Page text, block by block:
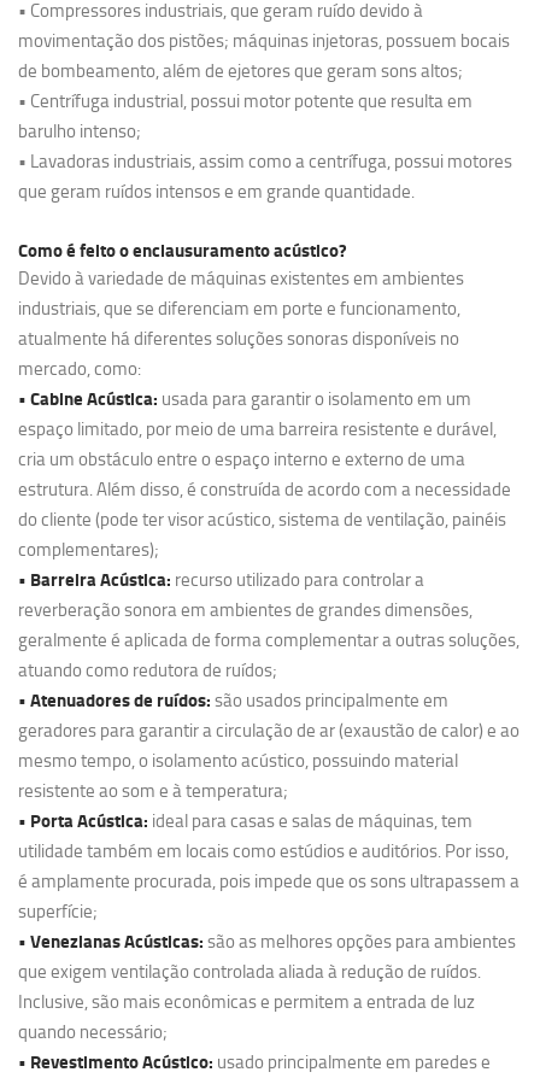
• Compressores industriais, que geram ruído devido à
movimentação dos pistões; máquinas injetoras, possuem bocais
de bombeamento, além de ejetores que geram sons altos;
• Centrífuga industrial, possui motor potente que resulta em
barulho intenso;
• Lavadoras industriais, assim como a centrífuga, possui motores
que geram ruídos intensos e em grande quantidade.
Como é feito o enclausuramento acústico?
Devido à variedade de máquinas existentes em ambientes
industriais, que se diferenciam em porte e funcionamento,
atualmente há diferentes soluções sonoras disponíveis no
mercado, como:
• Cabine Acústica: usada para garantir o isolamento em um
espaço limitado, por meio de uma barreira resistente e durável,
cria um obstáculo entre o espaço interno e externo de uma
estrutura. Além disso, é construída de acordo com a necessidade
do cliente (pode ter visor acústico, sistema de ventilação, painéis
complementares);
• Barreira Acústica: recurso utilizado para controlar a
reverberação sonora em ambientes de grandes dimensões,
geralmente é aplicada de forma complementar a outras soluções,
atuando como redutora de ruídos;
• Atenuadores de ruídos:são usados principalmente em
geradores para garantir a circulação de ar (exaustão de calor) e ao
mesmo tempo, o isolamento acústico, possuindo material
resistente ao som e à temperatura;
• Porta Acústica: ideal para casas e salas de máquinas, tem
utilidade também em locais como estúdios e auditórios. Por isso,
é amplamente procurada, pois impede que os sons ultrapassem a
superfície;
• Venezianas Acústicas:são as melhores opções para ambientes
que exigem ventilação controlada aliada à redução de ruídos.
Inclusive, são mais econômicas e permitem a entrada de luz
quando necessário;
• Revestimento Acústico: usado principalmente em paredes e